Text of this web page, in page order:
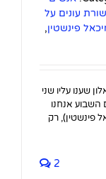
עונים על
פינשטין,
שענו עליו שני
השבוע אנחנו
פינשטין), רק
2